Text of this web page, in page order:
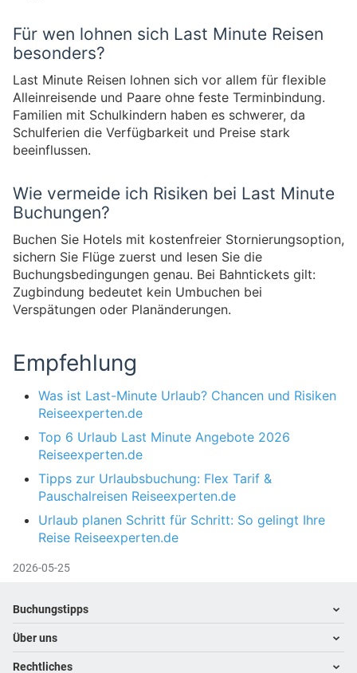
Für wen lohnen sich Last Minute Reisen
besonders?
Last Minute Reisen lohnen sich vor allem für flexible
Alleinreisende und Paare ohne feste Terminbindung.
Familien mit Schulkindern haben es schwerer, da
Schulferien die Verfügbarkeit und Preise stark
beeinflussen.
Wie vermeide ich Risiken bei Last Minute
Buchungen?
Buchen Sie Hotels mit kostenfreier Stornierungsoption,
sichern Sie Flüge zuerst und lesen Sie die
Buchungsbedingungen genau. Bei Bahntickets gilt:
Zugbindung bedeutet kein Umbuchen bei
Verspätungen oder Planänderungen.
Empfehlung
Was ist Last-Minute Urlaub? Chancen und Risiken
Reiseexperten.de
Top 6 Urlaub Last Minute Angebote 2026
Reiseexperten.de
Tipps zur Urlaubsbuchung: Flex Tarif &
Pauschalreisen Reiseexperten.de
Urlaub planen Schritt für Schritt: So gelingt Ihre
Reise Reiseexperten.de
2026-05-25
Footer navigation
Buchungstipps
Hoteltipps
Reisewelten
Über uns
Kontakt
Rechtliches